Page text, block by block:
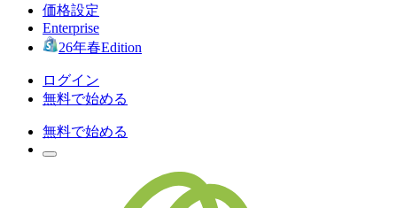
価格設定
Enterprise
26年春Edition
ログイン
無料で始める
無料で始める